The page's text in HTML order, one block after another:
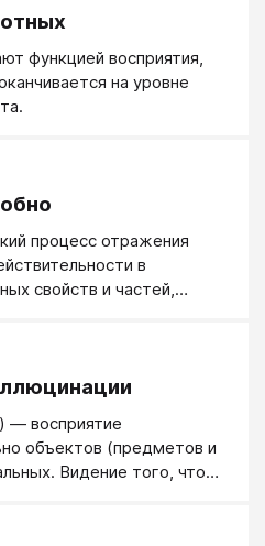
функцией восприятия,
на уровне
процесс отражения
в
свойств и частей,
— восприятие
объектов (предметов и
Видение того, что